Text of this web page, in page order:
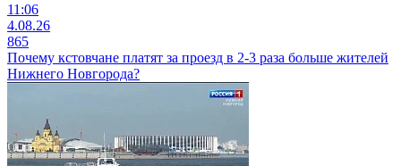
11:06
4.08.26
865
Почему кстовчане платят за проезд в 2-3 раза больше жителей
Нижнего Новгорода?